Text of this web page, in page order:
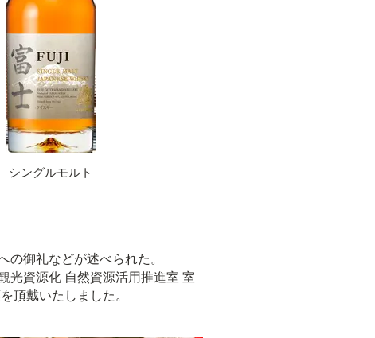
シングルモルト
御礼などが述べられた。
光資源化 自然資源活用推進室 室
頂戴いたしました。